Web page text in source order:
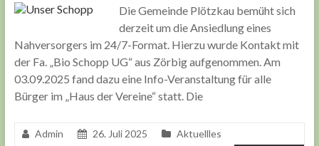
Die Gemeinde Plötzkau bemüht sich
derzeit um die Ansiedlung eines
Nahversorgers im 24/7-Format. Hierzu wurde Kontakt mit
der Fa. „Bio Schopp UG“ aus Zörbig aufgenommen. Am
03.09.2025 fand dazu eine Info-Veranstaltung für alle
Bürger im „Haus der Vereine“ statt. Die
Admin 26. Juli 2025
Aktuellles